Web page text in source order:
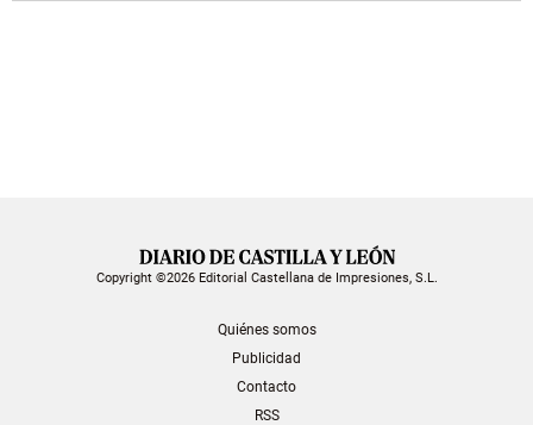
Copyright ©2026 Editorial Castellana de Impresiones, S.L.
Quiénes somos
Publicidad
Contacto
RSS